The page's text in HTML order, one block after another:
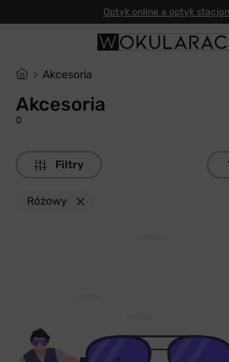
Optyk online a optyk
Akcesoria
Akcesoria
0
Filtry
Różowy